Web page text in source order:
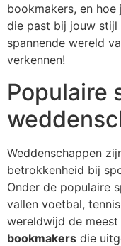
bookmakers, en
die past bij jouw stijl
spannende wereld
verkennen!
Populaire
Weddenschappen
betrokkenheid bij
Onder de populaire
vallen voetbal,
wereldwijd de
bookmakers die